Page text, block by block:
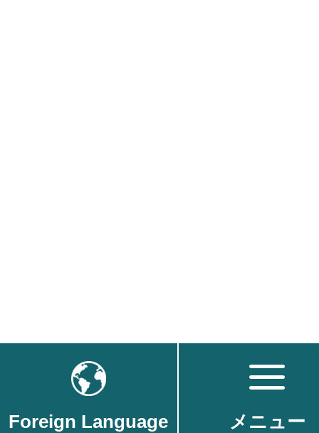
Foreign Language メニュー